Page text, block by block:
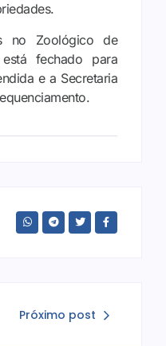
no Zoológico de
fechado para
e a Secretaria
Próximo post